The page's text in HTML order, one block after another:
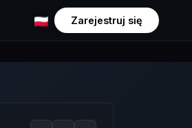
Zarejestruj się